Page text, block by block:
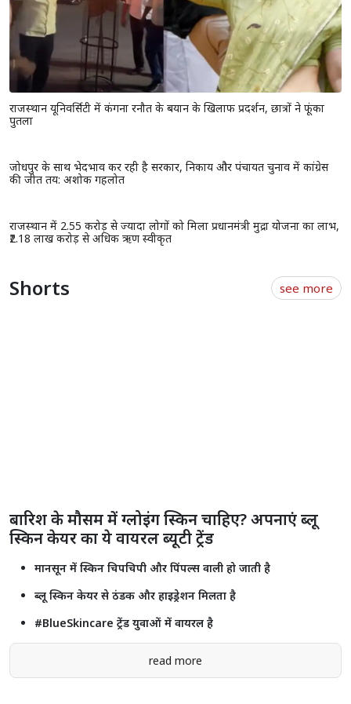
राजस्थान यूनिवर्सिटी में कंगना रनौत के बयान के खिलाफ प्रदर्शन, छात्रों ने फूंका
पुतला
राजस्थान में 2.55 करोड़ से ज्यादा लोगों को मिला प्रधानमंत्री मुद्रा योजना का लाभ,
₹2.18 लाख करोड़ से अधिक ऋण स्वीकृत
Shorts see more